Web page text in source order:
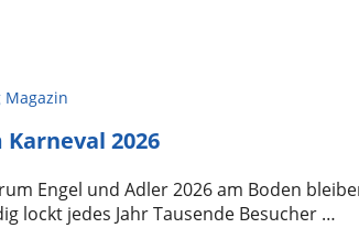
Magazin
2026
Engel und Adler 2026 am Boden
lockt jedes Jahr Tausende Besucher …